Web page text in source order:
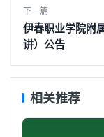
下一篇
伊春职业学院附
讲）公告
相关推荐